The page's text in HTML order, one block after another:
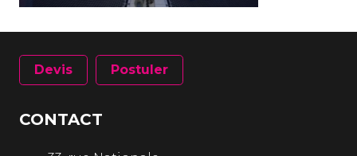
Devis Postuler
CONTACT